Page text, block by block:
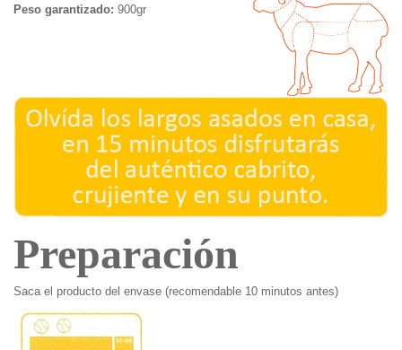
Peso garantizado: 900gr
Preparación
Saca el producto del envase (recomendable 10 minutos antes)